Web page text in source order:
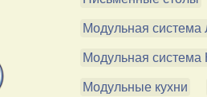
Модульная система
Модульная система
Модульные кухни